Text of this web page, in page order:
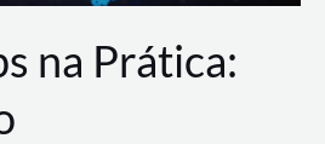
na Prática: